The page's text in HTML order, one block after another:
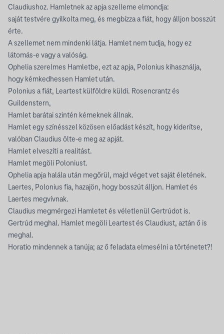
Claudiushoz. Hamletnek az apja szelleme elmondja:
saját testvére gyilkolta meg, és megbízza a fiát, hogy álljon bosszút
érte.
A szellemet nem mindenki látja. Hamlet nem tudja, hogy ez
látomás-e vagy a valóság.
Ophelia szerelmes Hamletbe, ezt az apja, Polonius kihasználja,
hogy kémkedhessen Hamlet után.
Polonius a fiát, Leartest külföldre küldi. Rosencrantz és
Guildenstern,
Hamlet barátai szintén kémeknek állnak.
Hamlet egy színésszel közösen előadást készít, hogy kiderítse,
valóban Claudius ölte-e meg az apját.
Hamlet elveszíti a realitást.
Hamlet megöli Poloniust.
Ophelia apja halála után megőrül, majd véget vet saját életének.
Laertes, Polonius fia, hazajön, hogy bosszút álljon. Hamlet és
Laertes megvívnak.
Claudius megmérgezi Hamletet és véletlenül Gertrúdot is.
Gertrúd meghal. Hamlet megöli Leartest és Claudiust, aztán ő is
meghal.
Horatio mindennek a tanúja; az ő feladata elmesélni a történetet?!